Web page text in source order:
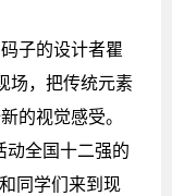
子的设计者瞿
场，把传统元素
的视觉感受。
动全国十二强的
同学们来到现